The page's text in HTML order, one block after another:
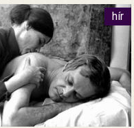
hír